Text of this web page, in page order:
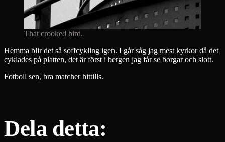
That crooked bird.
Hemma blir det så soffcykling igen. I går såg jag mest kyrkor då det
cyklades på platten, det är först i bergen jag får se borgar och slott.
Fotboll sen, bra matcher hittills.
Dela detta: